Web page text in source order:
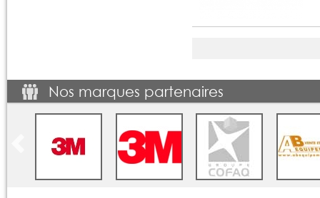
Nos marques partenaires